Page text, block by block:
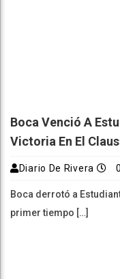
Boca Venció A
Victoria En El
Diario De Rivera
Boca derrotó a
primer tiempo […]